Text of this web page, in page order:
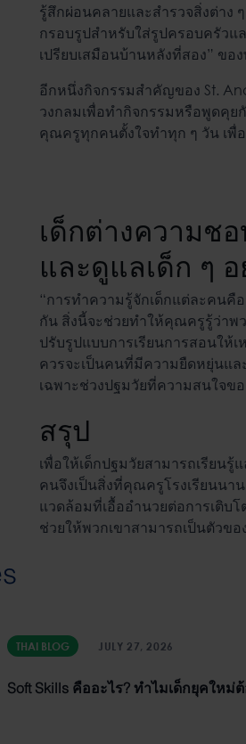
รู้สึกผ่อนคลายและสำรวจสิ่งต่าง
กรอบรูปสำหรับใส่รูปครอบครัวแ
เปรียบเสมือนบ้านหลังที่สอง” ขอ
อีกหนึ่งกิจกรรมสำคัญของ St.
วงกลมเพื่อทำกิจกรรมหรือพูดคุย
คุณครูทุกคนตั้งใจทำทุก ๆ วัน เพื่
เด็กต่างความช
และดูแลเด็ก ๆ อ
“การทำความรู้จักเด็กแต่ละคน
กัน สิ่งนี้จะช่วยทำให้คุณครูรู้ว่าพว
ปรับรูปแบบการเรียนการสอนให้
ควรจะเป็นคนที่มีความยืดหยุ่นแล
เฉพาะช่วงปฐมวัยที่ความสนใจข
สรุป
เพื่อให้เด็กปฐมวัยสามารถเรียน
คนจึงเป็นสิ่งที่คุณครูโรงเรียนนา
แวดล้อมที่เอื้ออำนวยต่อการเติบ
ช่วยให้พวกเขาสามารถเป็นตัวข
THAI BLOG JULY 27, 2026
Soft Skills คืออะไร? ทำไมเด็กยุคใหม่